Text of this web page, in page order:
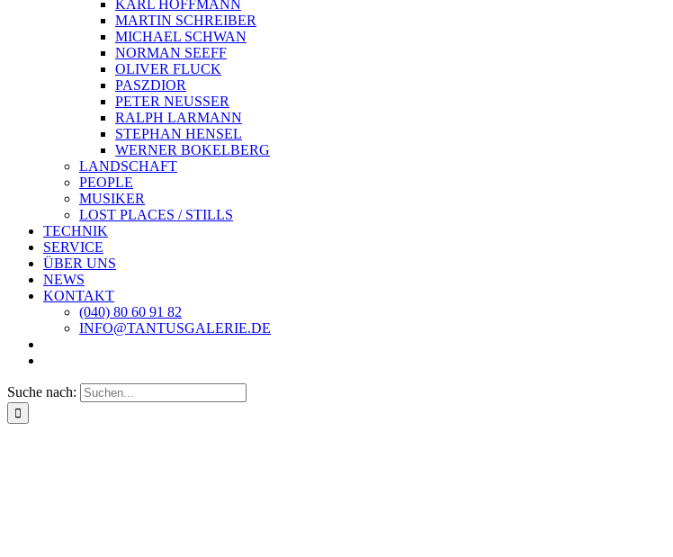
KARL HOFFMANN
MARTIN SCHREIBER
MICHAEL SCHWAN
NORMAN SEEFF
OLIVER FLUCK
PASZDIOR
PETER NEUSSER
RALPH LARMANN
STEPHAN HENSEL
WERNER BOKELBERG
LANDSCHAFT
PEOPLE
MUSIKER
LOST PLACES / STILLS
TECHNIK
SERVICE
ÜBER UNS
NEWS
KONTAKT
(040) 80 60 91 82
INFO@TANTUSGALERIE.DE
Suche nach: